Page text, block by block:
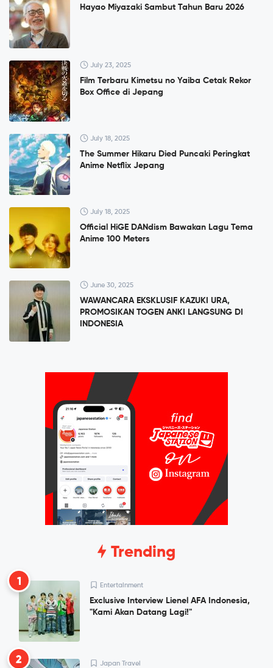
Hayao Miyazaki Sambut Tahun Baru 2026
July 23, 2025
Film Terbaru Kimetsu no Yaiba Cetak Rekor
Box Office di Jepang
July 18, 2025
The Summer Hikaru Died Puncaki Peringkat
Anime Netflix Jepang
July 18, 2025
Official HiGE DANdism Bawakan Lagu Tema
Anime 100 Meters
June 30, 2025
WAWANCARA EKSKLUSIF KAZUKI URA,
PROMOSIKAN TOGEN ANKI LANGSUNG DI
INDONESIA
Trending
1 Entertainment
Exclusive Interview Lienel AFA Indonesia,
"Kami Akan Datang Lagi!"
2 Japan Travel